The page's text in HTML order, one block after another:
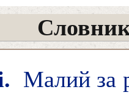
Словник
Малий за